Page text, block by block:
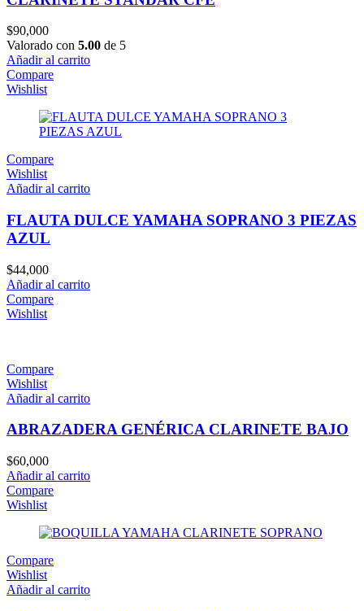
$90,000
Valorado con 5.00 de 5
Añadir al carrito
Compare
Wishlist
Compare
Wishlist
Añadir al carrito
FLAUTA DULCE YAMAHA SOPRANO 3 PIEZAS
AZUL
$44,000
Añadir al carrito
Compare
Wishlist
Compare
Wishlist
Añadir al carrito
ABRAZADERA GENÉRICA CLARINETE BAJO
$60,000
Añadir al carrito
Compare
Wishlist
Compare
Wishlist
Añadir al carrito